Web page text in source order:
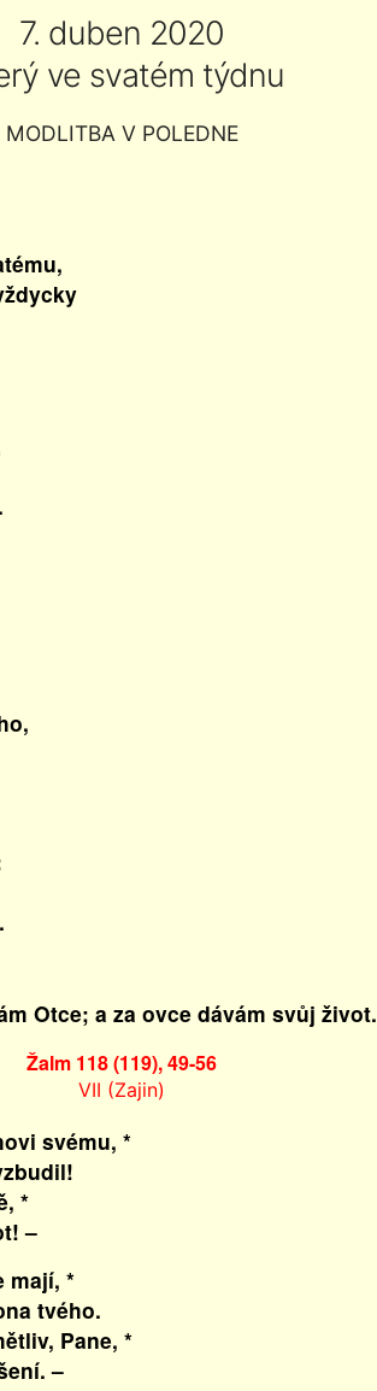
7. duben 2020
ve svatém týdnu
MODLITBA V POLEDNE
Otce; a za ovce dávám svůj život.
Žalm 118 (119), 49-56
VII (Zajin)
svému, *
*
–
mají, *
tvého.
Pane, *
–